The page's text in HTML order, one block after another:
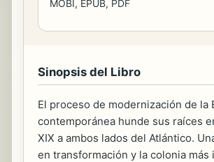
MOBI, EPUB, PDF
Sinopsis del Libro
El proceso de modernización de la
contemporánea hunde sus raíces
XIX a ambos lados del Atlántico.
en transformación y la colonia más